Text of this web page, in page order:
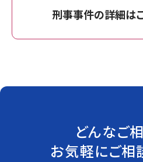
刑事事件の詳細は
どんなご
お気軽にご相